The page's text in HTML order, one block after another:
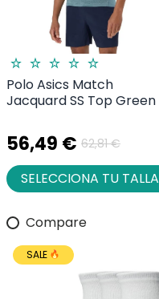
Polo Asics Match
Jacquard SS Top Green
56,49 € 62,81 €
SELECCIONA TU TALLA
Compare
SALE